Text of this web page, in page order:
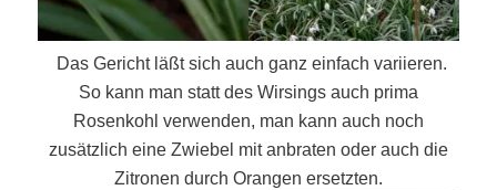
Das Gericht läßt sich auch ganz einfach variieren.
So kann man statt des Wirsings auch prima
Rosenkohl verwenden, man kann auch noch
zusätzlich eine Zwiebel mit anbraten oder auch die
Zitronen durch Orangen ersetzten.